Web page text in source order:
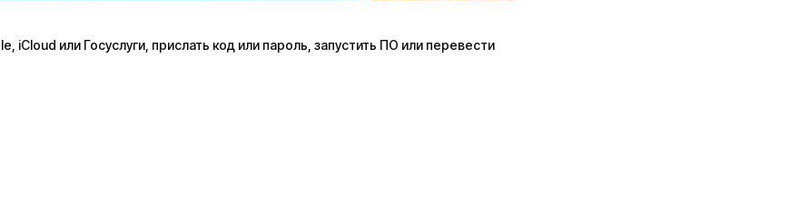
или Госуслуги, прислать код или пароль, запустить ПО или перевести